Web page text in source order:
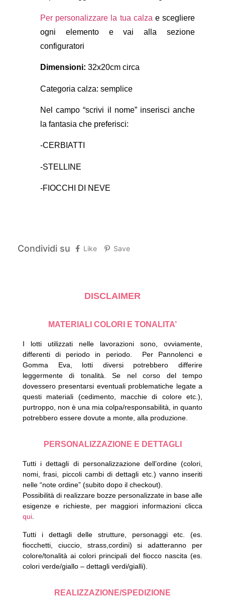
Per personalizzare la tua calza e scegliere
ogni elemento e vai alla sezione
configuratori
Dimensioni: 32x20cm circa
Categoria calza: semplice
Nel campo “scrivi il nome” inserisci anche
la fantasia che preferisci:
-CERBIATTI
-STELLINE
-FIOCCHI DI NEVE
Condividi su Like Save
DISCLAIMER
MATERIALI COLORI E TONALITA’
I lotti utilizzati nelle lavorazioni sono, ovviamente,
differenti di periodo in periodo. Per Pannolenci e
Gomma Eva, lotti diversi potrebbero differire
leggermente di tonalità.Se nel corso del tempo
dovessero presentarsi eventuali problematiche legate a
questi materiali (cedimento, macchie di colore etc.),
purtroppo, non è una mia colpa/responsabilità, in quanto
potrebbero essere dovute a monte, alla produzione.
PERSONALIZZAZIONE E DETTAGLI
Tutti i dettagli di personalizzazione dell’ordine (colori,
nomi, frasi, piccoli cambi di dettagli etc.) vanno inseriti
nelle “note ordine” (subito dopo il checkout).
Possibilità di realizzare bozze personalizzate in base alle
esigenze e richieste, per maggiori informazioni clicca
qui.
Tutti i dettagli delle strutture, personaggi etc. (es.
fiocchetti, ciuccio, strass,cordini) si adatteranno per
colore/tonalità ai colori principali del fiocco nascita (es.
colori verde/giallo – dettagli verdi/gialli).
REALIZZAZIONE/SPEDIZIONE